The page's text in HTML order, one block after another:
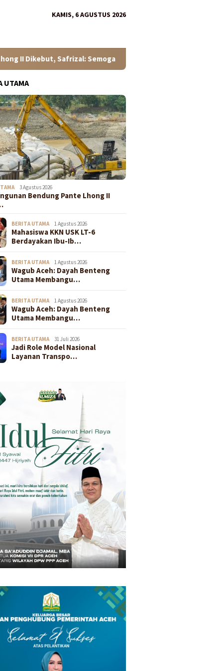
KAMIS, 6 AGUSTUS 2026
Safrizal: Semoga Sesuai Target
UTAMA
3 Agustus 2026
Bendung Pante Lhong II
BERITA UTAMA 1 Agustus 2026
Mahasiswa KKN USK LT-6
Berdayakan Ibu-Ib…
BERITA UTAMA 1 Agustus 2026
Wagub Aceh: Dayah Benteng
Utama Membangu…
BERITA UTAMA 1 Agustus 2026
Wagub Aceh: Dayah Benteng
Utama Membangu…
BERITA UTAMA 31 Juli 2026
Jadi Role Model Nasional
Layanan Transpo…